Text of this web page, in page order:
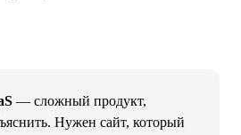
— сложный продукт,
Нужен сайт, который